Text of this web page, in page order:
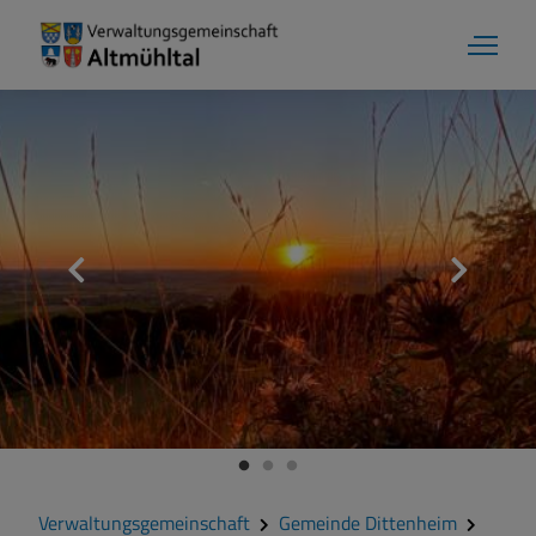
Gemeinde Dittenheim
Grußwort
Kontakt
Zahlen und Daten
Verwaltungsgemeinschaft
Gemeinde Dittenheim